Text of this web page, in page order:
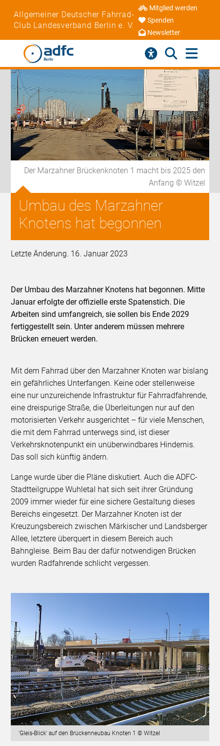
Allgemeiner Deutscher Fahrrad-
Club Landesverband Berlin e. V.
Mitglied werden
Spenden
Newsletter
Der Marzahner Brückenknoten 1 macht bis 2025 den
Anfang © Witzel
Umbau des Marzahner
Knotens hat begonnen
Letzte Änderung. 16. Januar 2023
Der Umbau des Marzahner Knotens hat begonnen. Mitte
Januar erfolgte der offizielle erste Spatenstich. Die
Arbeiten sind umfangreich, sie sollen bis Ende 2029
fertiggestellt sein. Unter anderem müssen mehrere
Brücken erneuert werden.
Mit dem Fahrrad über den Marzahner Knoten war bislang
ein gefährliches Unterfangen. Keine oder stellenweise
eine nur unzureichende Infrastruktur für Fahrradfahrende,
eine dreispurige Straße, die Überleitungen nur auf den
motorisierten Verkehr ausgerichtet ­– für viele Menschen,
die mit dem Fahrrad unterwegs sind, ist dieser
Verkehrsknotenpunkt ein unüberwindbares Hindernis.
Das soll sich künftig ändern.
Lange wurde über die Pläne diskutiert. Auch die ADFC-
Stadtteilgruppe Wuhletal hat sich seit ihrer Gründung
2009 immer wieder für eine sichere Gestaltung dieses
Bereichs eingesetzt. Der Marzahner Knoten ist der
Kreuzungsbereich zwischen Märkischer und Landsberger
Allee, letztere überquert in diesem Bereich auch
Bahngleise. Beim Bau der dafür notwendigen Brücken
wurden Radfahrende schlicht vergessen.
'Gleis-Blick' auf den Brückenneubau Knoten 1 © Witzel